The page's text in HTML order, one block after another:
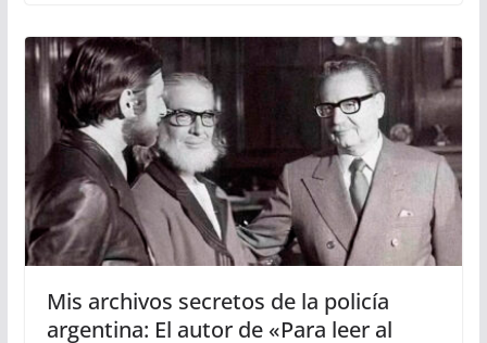
Mis archivos secretos de la policía
argentina: El autor de «Para leer al